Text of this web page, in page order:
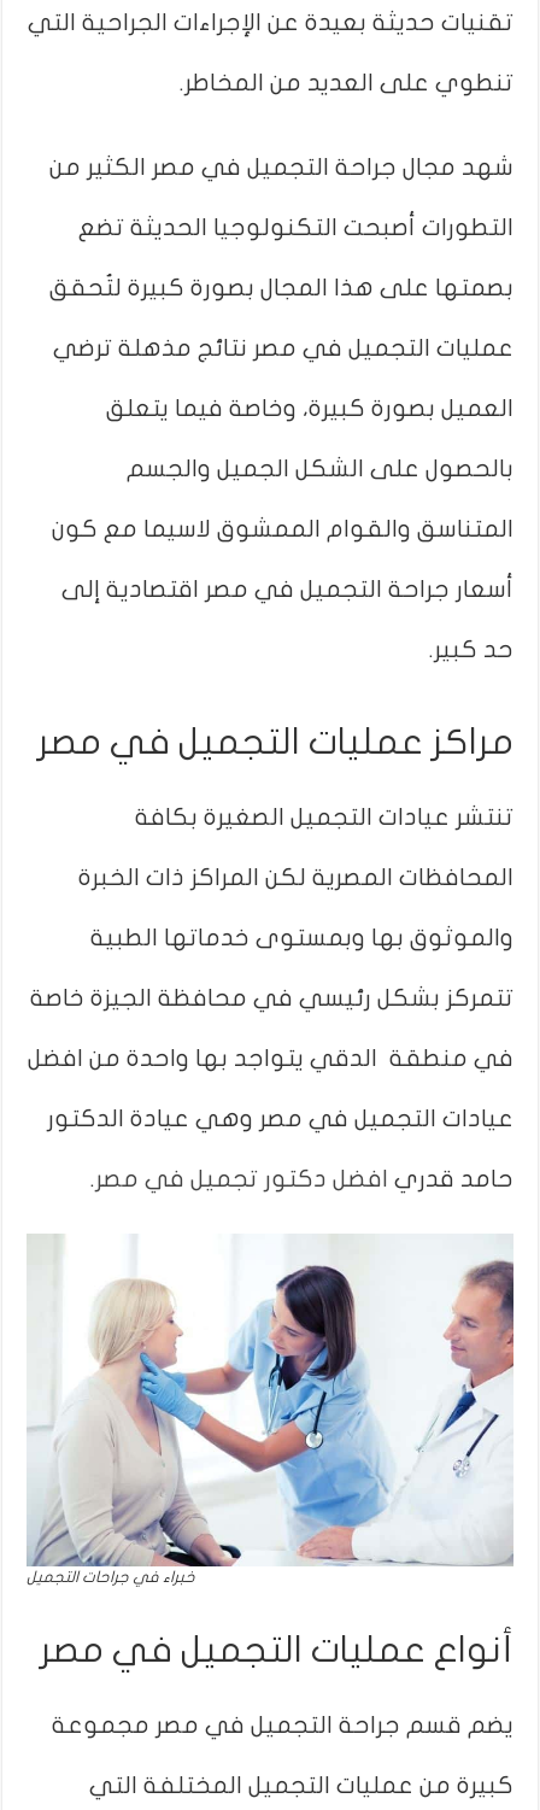
تقنيات حديثة بعيدة عن الإجراءات الجراحية التي
تنطوي على العديد من المخاطر.
شهد مجال جراحة التجميل في مصر الكثير من
التطورات أصبحت التكنولوجيا الحديثة تضع
بصمتها على هذا المجال بصورة كبيرة لتُحقق
عمليات التجميل في مصر نتائج مذهلة ترضي
العميل بصورة كبيرة، وخاصة فيما يتعلق
بالحصول على الشكل الجميل والجسم
المتناسق والقوام الممشوق لاسيما مع كون
أسعار جراحة التجميل في مصر اقتصادية إلى
حد كبير.
مراكز عمليات التجميل في مصر
تنتشر عيادات التجميل الصغيرة بكافة
المحافظات المصرية لكن المراكز ذات الخبرة
والموثوق بها وبمستوى خدماتها الطبية
تتمركز بشكل رئيسي في محافظة الجيزة خاصة
في منطقة الدقي يتواجد بها واحدة من افضل
عيادات التجميل في مصر وهي عيادة الدكتور
حامد قدري افضل دكتور تجميل في مصر.
خبراء في جراحات التجميل
أنواع عمليات التجميل في مصر
يضم قسم جراحة التجميل في مصر مجموعة
كبيرة من عمليات التجميل المختلفة التي